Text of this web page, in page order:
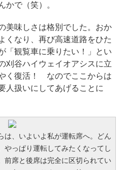
かで（笑）。
美味しさは格別でした。おか
くなり、再び高速道路をひた
「観覧車に乗りたい！」とい
刈谷ハイウェイオアシスに立
く復活！ なのでここからは
人扱いにしてあげることに
は、いよいよ私が運転席へ。どん
やっぱり運転してみたくなってし
前席と後席は完全に区切られてい